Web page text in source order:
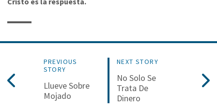
PREVIOUS
STORY
Llueve Sobre
Mojado
NEXT STORY
No Solo Se
Trata De
Dinero